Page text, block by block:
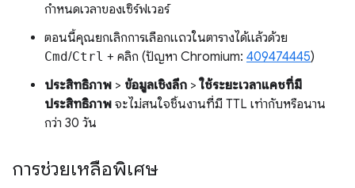
กำหนดเวลาของเซิร์ฟเวอร์
ตอนนี้คุณยกเลิกการเลือกแถวในตารางได้แล้วด้วย
Cmd/Ctrl + คลิก (ปัญหา Chromium: 409474445)
ประสิทธิภาพ > ข้อมูลเชิงลึก >ใช้ระยะเวลาแคชที่มี
ประสิทธิภาพ จะไม่สนใจชิ้นงานที่มี TTL เท่ากับหรือนาน
กว่า 30 วัน
การช่วยเหลือพิเศษ